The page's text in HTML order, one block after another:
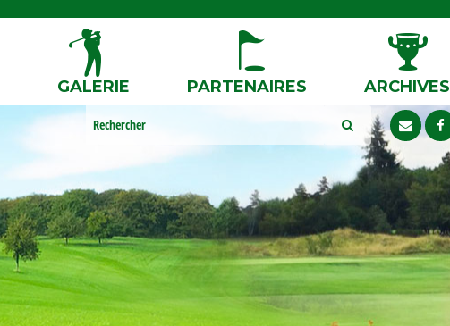
GALERIE PARTENAIRES ARCHIVES